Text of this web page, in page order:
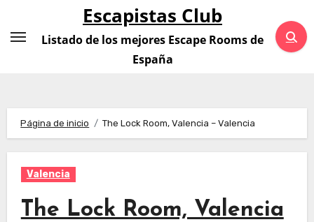
contenido
Escapistas Club
Listado de los mejores Escape Rooms de
España
Página de inicio The Lock Room, Valencia – Valencia
Valencia
The Lock Room, Valencia